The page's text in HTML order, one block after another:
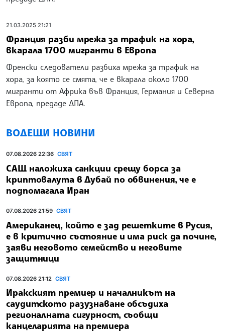
21.03.2025 21:21
Франция разби мрежа за трафик на хора,
вкарала 1700 мигранти в Европа
Френски следователи разбиха мрежа за трафик на
хора, за която се смята, че е вкарала около 1700
мигранти от Африка във Франция, Германия и Северна
Европа, предаде ДПА.
ВОДЕЩИ НОВИНИ
07.08.2026 22:36 СВЯТ
САЩ наложиха санкции срещу борса за
криптовалута в Дубай по обвинения, че е
подпомагала Иран
07.08.2026 21:59 СВЯТ
Американец, който е зад решетките в Русия,
е в критично състояние и има риск да почине,
заяви неговото семейство и неговите
защитници
07.08.2026 21:12 СВЯТ
Иракският премиер и началникът на
саудитското разузнаване обсъдиха
регионалната сигурност, съобщи
канцеларията на премиера